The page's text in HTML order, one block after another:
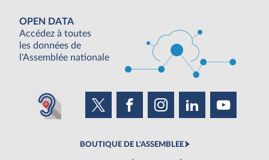
OPEN DATA
Accédez à toutes
les données de
l'Assemblée nationale
BOUTIQUE DE L'ASSEMBLEE